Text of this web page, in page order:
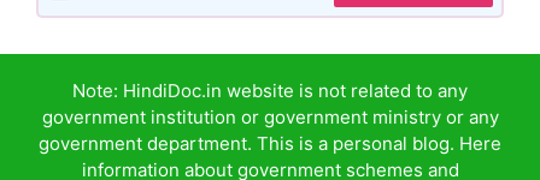
Note: HindiDoc.in website is not related to any
government institution or government ministry or any
government department. This is a personal blog. Here
information about government schemes and